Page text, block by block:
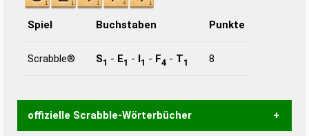
Spiel Buchstaben Punkte
Scrabble® S1 - E1 - I1 - F4 - T1 8
offizielle Scrabble-Wörterbücher